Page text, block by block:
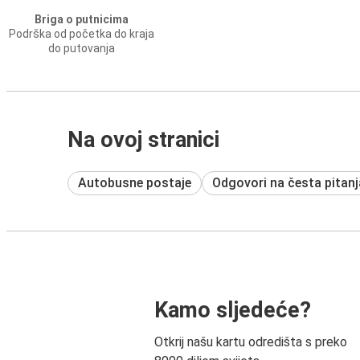
Briga o putnicima
Podrška od početka do kraja
do putovanja
Na ovoj stranici
Autobusne postaje Odgovori na česta
Kamo sljedeće?
Otkrij našu kartu odredišta s preko